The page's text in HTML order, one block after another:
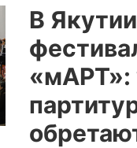
В
«мАРТ»: